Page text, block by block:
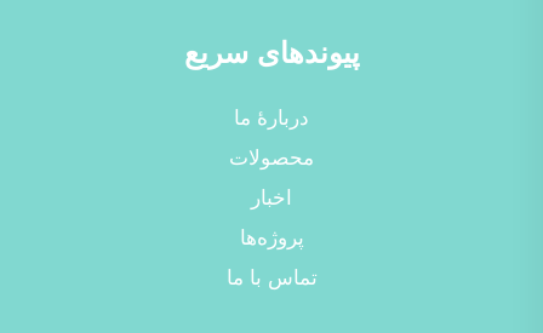
پیوندهای سریع
دربارهٔ ما
محصولات
اخبار
پروژه‌ها
تماس با ما